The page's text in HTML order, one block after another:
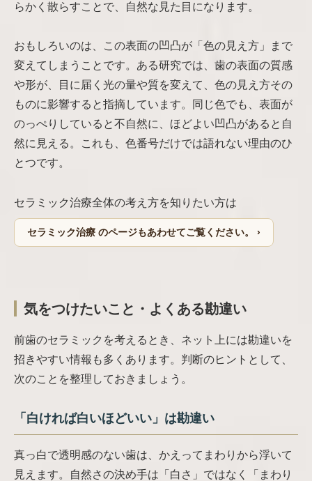
らかく散らすことで、自然な見た目になります。
おもしろいのは、この表面の凹凸が「色の見え方」まで
変えてしまうことです。ある研究では、歯の表面の質感
や形が、目に届く光の量や質を変えて、色の見え方その
ものに影響すると指摘しています。同じ色でも、表面が
のっぺりしていると不自然に、ほどよい凹凸があると自
然に見える。これも、色番号だけでは語れない理由のひ
とつです。
セラミック治療全体の考え方を知りたい方は
セラミック治療 のページもあわせてご覧ください。 ›
気をつけたいこと・よくある勘違い
前歯のセラミックを考えるとき、ネット上には勘違いを
招きやすい情報も多くあります。判断のヒントとして、
次のことを整理しておきましょう。
「白ければ白いほどいい」は勘違い
真っ白で透明感のない歯は、かえってまわりから浮いて
見えます。自然さの決め手は「白さ」ではなく「まわり